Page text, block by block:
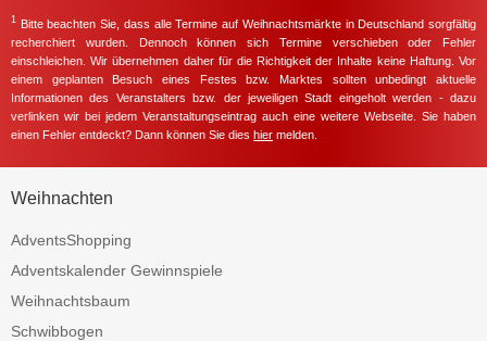
1 Bitte beachten Sie, dass alle Termine auf Weihnachtsmärkte in Deutschland sorgfältig
recherchiert wurden. Dennoch können sich Termine verschieben oder Fehler
einschleichen. Wir übernehmen daher für die Richtigkeit der Inhalte keine Haftung. Vor
einem geplanten Besuch eines Festes bzw. Marktes sollten unbedingt aktuelle
Informationen des Veranstalters bzw. der jeweiligen Stadt eingeholt werden - dazu
verlinken wir bei jedem Veranstaltungseintrag auch eine weitere Webseite. Sie haben
einen Fehler entdeckt? Dann können Sie dies hier melden.
Weihnachten
AdventsShopping
Adventskalender Gewinnspiele
Weihnachtsbaum
Schwibbogen